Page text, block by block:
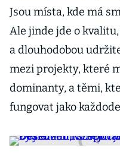
Jsou místa, kde má
Ale jinde jde o
a dlouhodobou
mezi projekty, které
dominanty, a těmi,
fungovat jako